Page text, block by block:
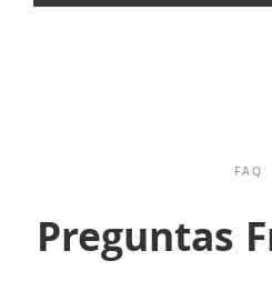
FAQ
Preguntas